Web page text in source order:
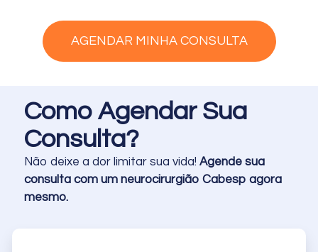
AGENDAR MINHA CONSULTA
Como Agendar Sua
Consulta?
Não deixe a dor limitar sua vida! Agende sua
consulta com um neurocirurgião Cabesp agora
mesmo.